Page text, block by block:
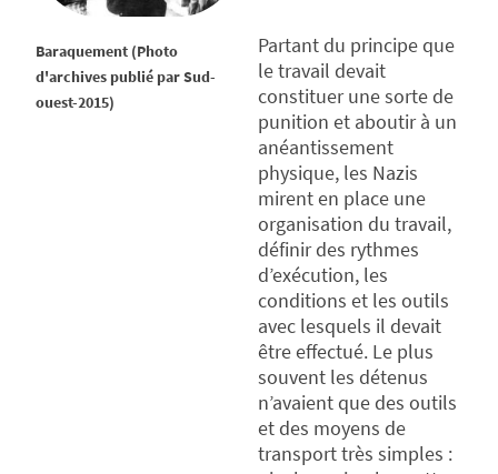
Baraquement (Photo
d'archives publié par Sud-
ouest-2015)
Partant du principe que
le travail devait
constituer une sorte de
punition et aboutir à un
anéantissement
physique, les Nazis
mirent en place une
organisation du travail,
définir des rythmes
d’exécution, les
conditions et les outils
avec lesquels il devait
être effectué. Le plus
souvent les détenus
n’avaient que des outils
et des moyens de
transport très simples :